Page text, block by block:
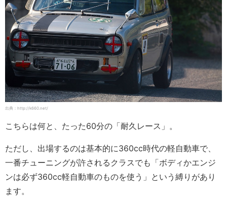
出典：http://k660.net/
こちらは何と、たった60分の「耐久レース」。
ただし、出場するのは基本的に360cc時代の軽自動車で、
一番チューニングが許されるクラスでも「ボディかエンジ
ンは必ず360cc軽自動車のものを使う」という縛りがあり
ます。